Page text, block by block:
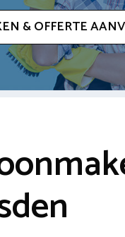
& OFFERTE